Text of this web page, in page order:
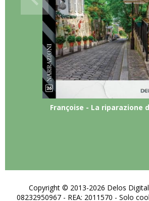
Françoise - La riparazione
Copyright © 2013-2026 Delos
08232950967 - REA: 2011570 - Solo